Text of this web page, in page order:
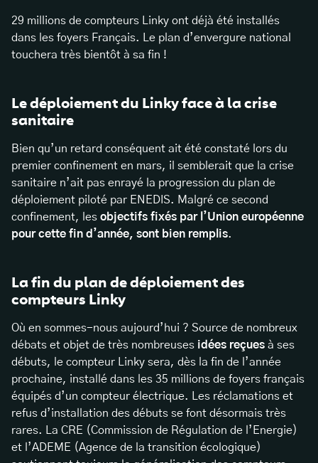
29 millions de compteurs Linky ont déjà été installés
dans les foyers Français. Le plan d’envergure national
touchera très bientôt à sa fin !
Le déploiement du Linky face à la crise
sanitaire
Bien qu’un retard conséquent ait été constaté lors du
premier confinement en mars, il semblerait que la crise
sanitaire n’ait pas enrayé la progression du plan de
déploiement piloté par ENEDIS. Malgré ce second
confinement, les objectifs fixés par l’Union européenne
pour cette fin d’année, sont bien remplis.
La fin du plan de déploiement des
compteurs Linky
Où en sommes-nous aujourd’hui ? Source de nombreux
débats et objet de très nombreuses idées reçues à ses
débuts, le compteur Linky sera, dès la fin de l’année
prochaine, installé dans les 35 millions de foyers français
équipés d’un compteur électrique. Les réclamations et
refus d’installation des débuts se font désormais très
rares. La CRE (Commission de Régulation de l’Energie)
et l’ADEME (Agence de la transition écologique)